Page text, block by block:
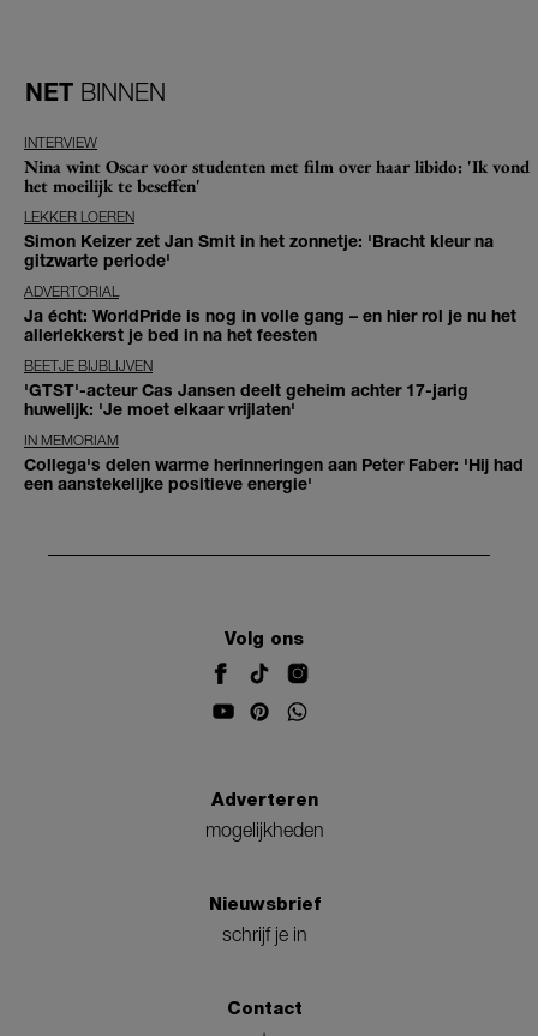
NET BINNEN
INTERVIEW
Nina wint Oscar voor studenten met film over haar libido: 'Ik vond
het moeilijk te beseffen'
LEKKER LOEREN
Simon Keizer zet Jan Smit in het zonnetje: 'Bracht kleur na
gitzwarte periode'
ADVERTORIAL
Ja écht: WorldPride is nog in volle gang – en hier rol je nu het
allerlekkerst je bed in na het feesten
BEETJE BIJBLIJVEN
'GTST'-acteur Cas Jansen deelt geheim achter 17-jarig
huwelijk: 'Je moet elkaar vrijlaten'
IN MEMORIAM
Collega's delen warme herinneringen aan Peter Faber: 'Hij had
een aanstekelijke positieve energie'
Volg ons
Adverteren
mogelijkheden
Nieuwsbrief
schrijf je in
Contact